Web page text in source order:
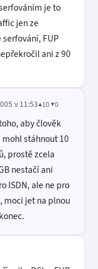
je to
jen ze
FUP
ani z 90
v 11:53▲10 ▼0
aby člověk
stáhnout 10
prostě zcela
nestačí ani
ISDN, ale ne pro
moci jet na plnou